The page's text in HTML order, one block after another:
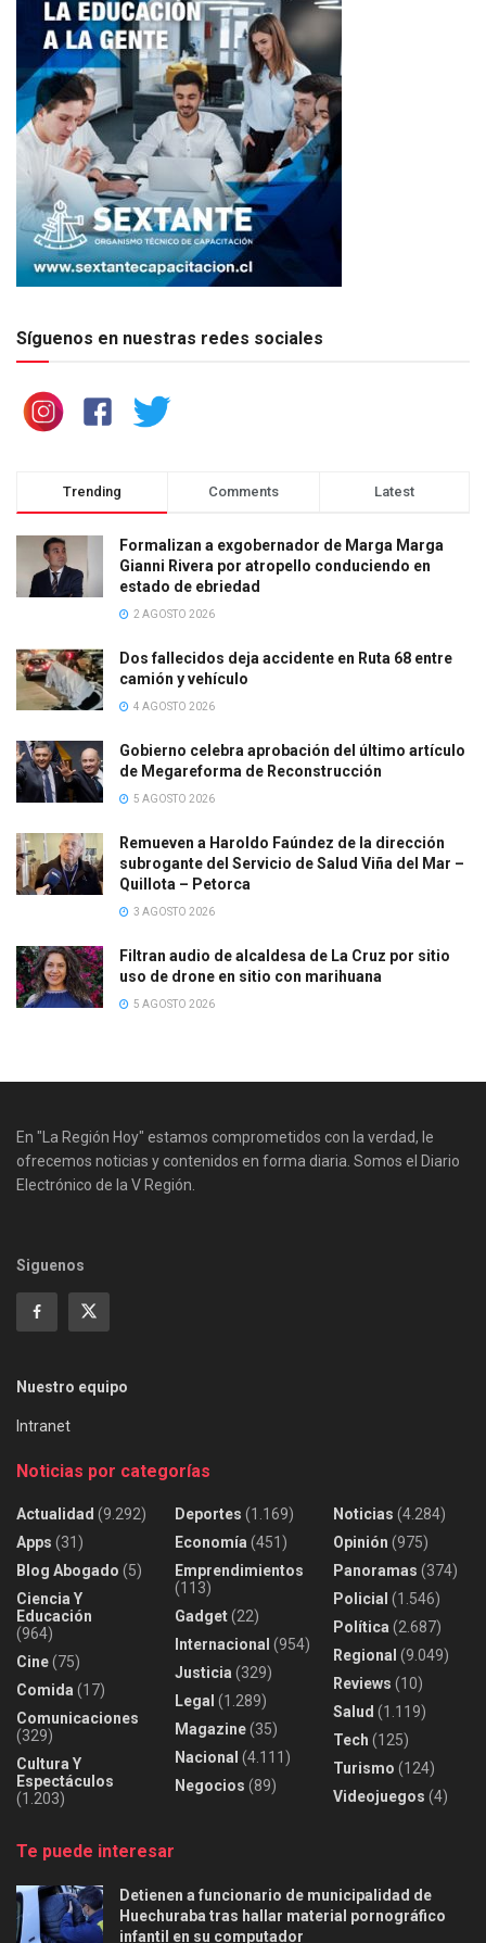
Síguenos en nuestras redes sociales
Trending Comments Latest
Formalizan a exgobernador de Marga Marga
Gianni Rivera por atropello conduciendo en
estado de ebriedad
2 AGOSTO 2026
Dos fallecidos deja accidente en Ruta 68 entre
camión y vehículo
4 AGOSTO 2026
Gobierno celebra aprobación del último artículo
de Megareforma de Reconstrucción
5 AGOSTO 2026
Remueven a Haroldo Faúndez de la dirección
subrogante del Servicio de Salud Viña del Mar –
Quillota – Petorca
3 AGOSTO 2026
Filtran audio de alcaldesa de La Cruz por sitio
uso de drone en sitio con marihuana
5 AGOSTO 2026
En "La Región Hoy" estamos comprometidos con la verdad, le
ofrecemos noticias y contenidos en forma diaria. Somos el Diario
Electrónico de la V Región.
Siguenos
Nuestro equipo
Intranet
Noticias por categorías
Actualidad (9.292)
Apps (31)
Blog Abogado (5)
Ciencia Y
Educación
(964)
Cine(75)
Comida (17)
Comunicaciones
(329)
Cultura Y
Espectáculos
(1.203)
Deportes (1.169)
Economía (451)
Emprendimientos
(113)
Gadget(22)
Internacional (954)
Justicia (329)
Legal (1.289)
Magazine(35)
Nacional (4.111)
Negocios (89)
Noticias (4.284)
Opinión (975)
Panoramas (374)
Policial (1.546)
Política (2.687)
Regional (9.049)
Reviews (10)
Salud (1.119)
Tech (125)
Turismo (124)
Videojuegos (4)
Te puede interesar
Detienen a funcionario de municipalidad de
Huechuraba tras hallar material pornográfico
infantil en su computador